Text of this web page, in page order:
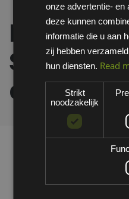
Howard Leight Leight
Howard
Source
dispenser
onze advertentie- en
deze kunnen
informatie die u aan
zij hebben
hun diensten. Read
Strikt
noodzakelijk